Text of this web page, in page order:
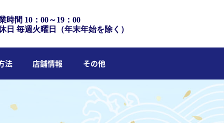
時間 10：00～19：00
日 毎週火曜日（年末年始を除く）
法 店舗情報 その他